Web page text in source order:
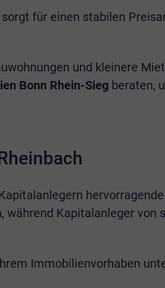
für einen stabilen
und kleinere
Bonn Rhein-Sieg beraten,
Kapitalanleger von
Immobilienvorhaben